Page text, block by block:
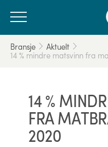
Bransje Aktuelt
14 % mindre matsvinn fra
14 %
FRA
2020